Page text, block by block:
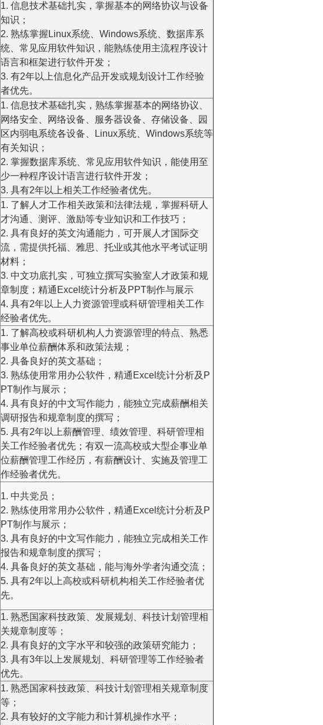
1. 信息技术基础扎实，掌握基本的网络协议与设备
知识；
2. 熟练掌握Linux系统、Windows系统、数据库系
统、常见应用软件知识，能熟练使用主流程序设计
语言和框架进行软件开发；
3. 有2年以上信息化产品开发或规划设计工作经验
者优先。
1. 信息技术基础扎实，熟练掌握基本的网络协议、
网络安全、网络设备、服务器设备、存储设备、园
区内弱电系统各设备、Linux系统、Windows系统等
有关知识；
2. 掌握数据库系统、常见应用软件知识，能使用至
少一种程序设计语言进行软件开发；
3. 具有2年以上相关工作经验者优先。
1. 了解人才工作相关政策和法律法规，掌握科研人
才沟通、测评、激励等专业知识和工作技巧；
2. 具有良好的英文沟通能力，可开展人才国际交
流，需提供托福、雅思、托业或其他水平考试证明
材料；
3. 中文功底扎实，可独立撰写实验室人才政策和规
章制度；精通Excel统计分析及PPT制作与展示
4. 具有2年以上人力资源管理或科研管理相关工作
经验者优先。
1. 了解高校或科研机构人力资源管理的特点、熟悉
事业单位薪酬体系和政策法规；
2. 具备良好的英文基础；
3. 熟练使用常用办公软件，精通Excel统计分析及P
PT制作与展示；
4. 具有良好的中文写作能力，能独立完成薪酬相关
调研报告和规章制度的撰写；
5. 具有2年以上薪酬管理、绩效管理、科研管理相
关工作经验者优先；有双一流高校或大型企事业单
位薪酬管理工作经历，有薪酬设计、实施及管理工
作经验者优先。
1. 中共党员；
2. 熟练使用常用办公软件，精通Excel统计分析及P
PT制作与展示；
3. 具有良好的中文写作能力，能独立完成相关工作
报告和规章制度的撰写；
4. 具备良好的英文基础，能与海外学者沟通交流；
5. 具有2年以上高校或科研机构相关工作经验者优
先。
1. 熟悉国家科技政策、发展规划、科技计划管理相
关规章制度等；
2. 具有良好的文字水平和较强的政策研究能力；
3. 具有3年以上发展规划、科研管理等工作经验者
优先。
1. 熟悉国家科技政策、科技计划管理相关规章制度
等；
2. 具有较好的文字能力和计算机操作水平；